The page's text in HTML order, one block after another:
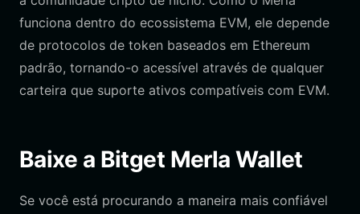
funciona dentro do ecossistema EVM, ele depende
de protocolos de token baseados em Ethereum
padrão, tornando-o acessível através de qualquer
carteira que suporte ativos compatíveis com EVM.
Baixe a Bitget Merla Wallet
Se você está procurando a maneira mais confiável